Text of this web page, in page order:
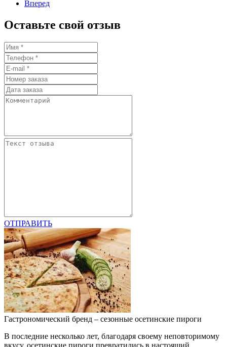
Вперед
Оставьте свой отзыв
ОТПРАВИТЬ
Гастрономический бренд – сезонные осетинские пироги
В последние несколько лет, благодаря своему неповторимому
вкусу, осетинские пироги превратились в настоящий